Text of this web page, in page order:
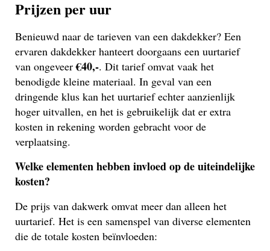
Prijzen per uur
Benieuwd naar de tarieven van een dakdekker? Een
ervaren dakdekker hanteert doorgaans een uurtarief
van ongeveer€40,-. Dit tarief omvat vaak het
benodigde kleine materiaal. In geval van een
dringende klus kan het uurtarief echter aanzienlijk
hoger uitvallen, en het is gebruikelijk dat er extra
kosten in rekening worden gebracht voor de
verplaatsing.
Welke elementen hebben invloed op de uiteindelijke
kosten?
De prijs van dakwerk omvat meer dan alleen het
uurtarief. Het is een samenspel van diverse elementen
die de totale kosten beïnvloeden: